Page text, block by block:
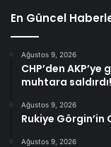
En Güncel
Ağustos 9, 2026
CHP’den
muhtara saldırdı!
Ağustos 9, 2026
Rukiye Görgin’in
Ağustos 9, 2026